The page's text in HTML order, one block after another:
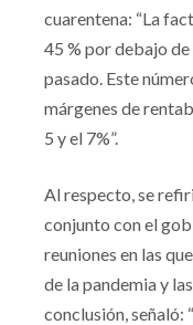
cuarentena: “La
45 % por debajo
pasado. Este
márgenes de
5 y el 7%”.
Al respecto, se
conjunto con el
reuniones en las
de la pandemia y
conclusión, señaló: